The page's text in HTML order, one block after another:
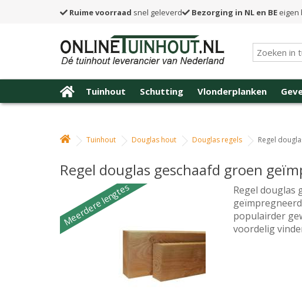
Ruime voorraad snel geleverd Bezorging in NL en BE eigen
Tuinhout Schutting Vlonderplanken
Tuinhout Douglas hout Douglas regels Regel
Regel douglas geschaafd groen
Meerdere lengtes
Regel douglas
populairder
voordelig